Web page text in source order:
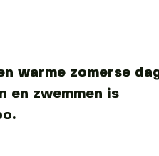
warme zomerse
en zwemmen is